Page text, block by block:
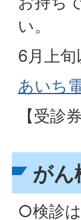
い。
6月上旬
あいち
【受診
がん
○検診